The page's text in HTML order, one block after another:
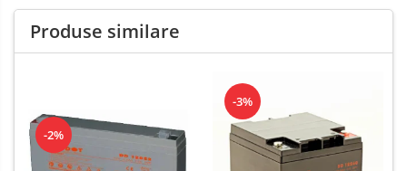
Produse similare
-2%
-3%